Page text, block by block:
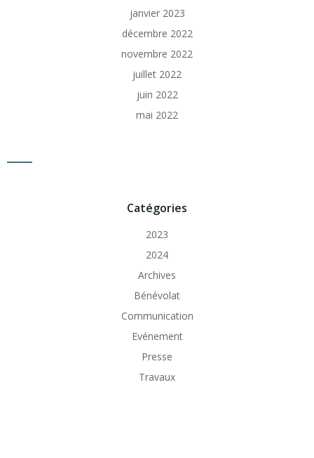
janvier 2023
décembre 2022
novembre 2022
juillet 2022
juin 2022
mai 2022
Catégories
2023
2024
Archives
Bénévolat
Communication
Evénement
Presse
Travaux